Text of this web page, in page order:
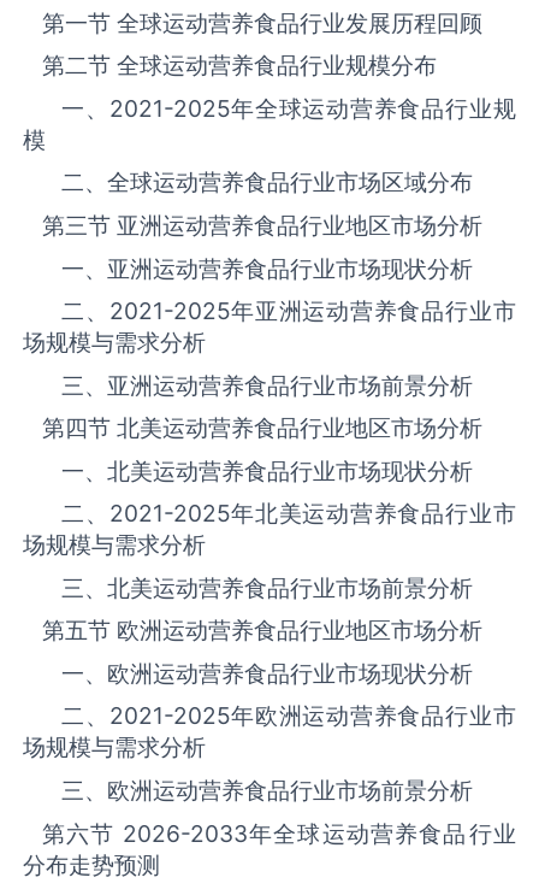
第一节 全球运动营养食品‌‌‌行业发展历程回顾
第二节 全球运动营养食品‌‌‌行业规模分布
一、 2021-2025年全球运动营养食品‌‌‌行业规
模
二、全球运动营养食品‌‌‌行业市场区域分布
第三节 亚洲运动营养食品‌‌‌行业地区市场分析
一、亚洲运动营养食品‌‌‌行业市场现状分析
二、 2021-2025年亚洲运动营养食品‌‌‌行业市
场规模与需求分析
三、亚洲运动营养食品‌‌‌行业市场前景分析
第四节 北美运动营养食品‌‌‌行业地区市场分析
一、北美运动营养食品‌‌‌行业市场现状分析
二、 2021-2025年北美运动营养食品‌‌‌行业市
场规模与需求分析
三、北美运动营养食品‌‌‌行业市场前景分析
第五节 欧洲运动营养食品‌‌‌行业地区市场分析
一、欧洲运动营养食品‌‌‌行业市场现状分析
二、 2021-2025年欧洲运动营养食品‌‌‌行业市
场规模与需求分析
三、欧洲运动营养食品‌‌‌行业市场前景分析
第六节 2026-2033年全球运动营养食品‌‌‌行业
分布走势预测